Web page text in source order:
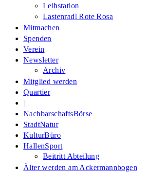
Leihstation
Lastenradl Rote Rosa
Mitmachen
Spenden
Verein
Newsletter
Archiv
Mitglied werden
Quartier
|
NachbarschaftsBörse
StadtNatur
KulturBüro
HallenSport
Beitritt Abteilung
Älter werden am Ackermannbogen